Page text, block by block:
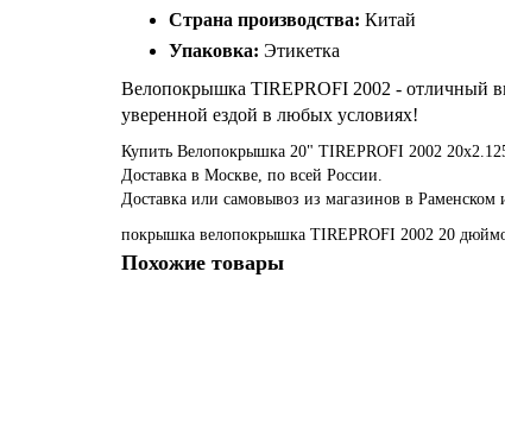
Страна производства: Китай
Упаковка: Этикетка
Велопокрышка TIREPROFI 2002 - отличный
уверенной ездой в любых условиях!
Купить Велопокрышка 20" TIREPROFI 2002
Доставка в Москве, по всей России.
Доставка или самовывоз из магазинов в Раменском
покрышка велопокрышка TIREPROFI 2002 20
Похожие товары